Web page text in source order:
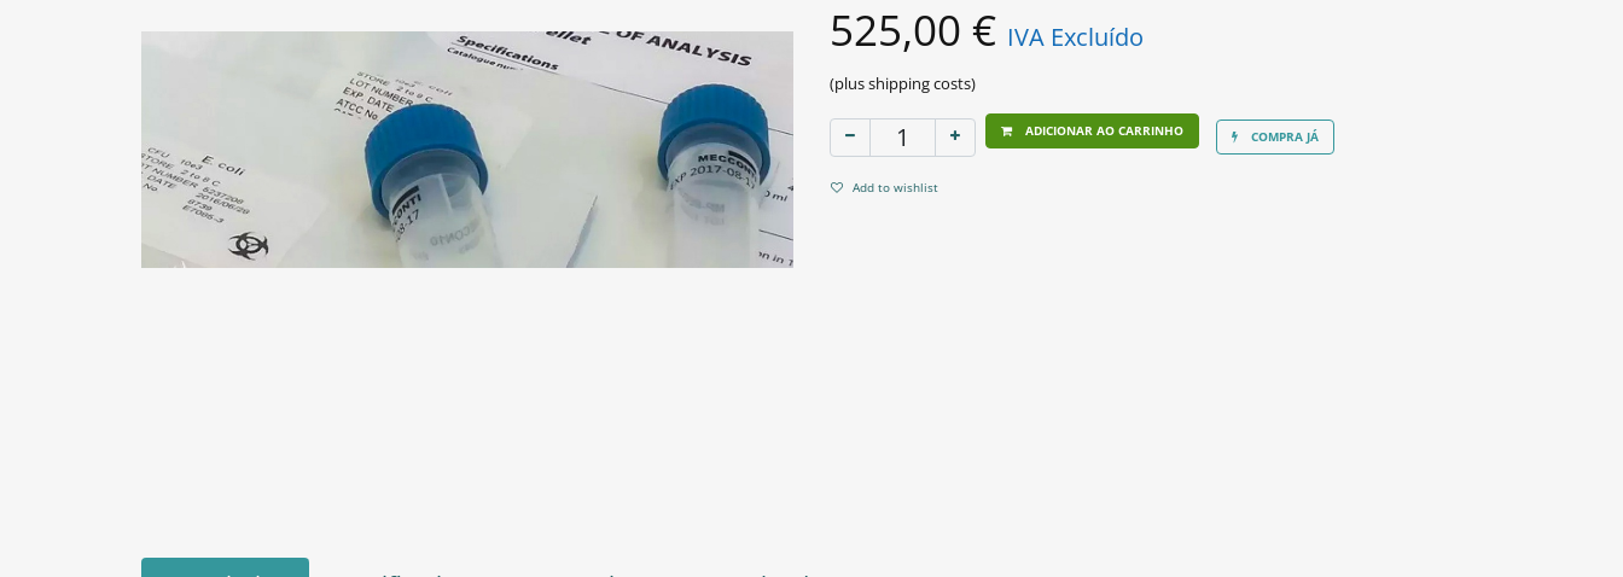
525,00 € IVA Excluído
(plus shipping costs)
ADICIONAR AO CARRINHO COMPRA JÁ
Add to wishlist